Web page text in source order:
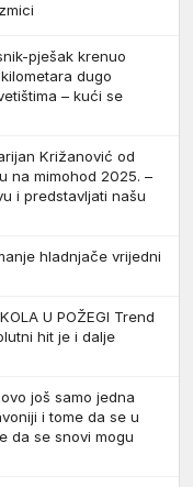
pješak krenuo
dugo
– kući se
Križanović od
na mimohod 2025. –
i predstavljati našu
hladnjače vrijedni
U POŽEGI Trend
hit je i dalje
ovo još samo jedna
i tome da se u
da se snovi mogu